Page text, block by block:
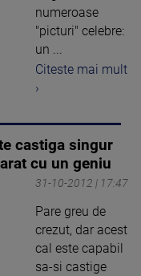
numeroase
"picturi" celebre:
un ...
Citeste mai mult
›
castiga singur
cu un geniu
31-10-2012 | 17:47
Pare greu de
crezut, dar acest
cal este capabil
sa-si castige